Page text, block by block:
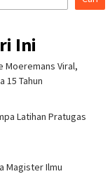
Ini
Moeremans Viral,
15 Tahun
Latihan Pra­tugas
Magister Ilmu